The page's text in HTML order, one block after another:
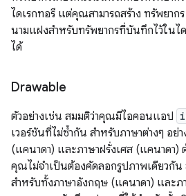
ไดเรกทอรี แต่คุณสามารถสร้าง ทรัพยาก
นามแฝงสำหรับทรัพยากรที่บันทึกไว้ในไ
ได้
Drawable
ตัวอย่างเช่น สมมติว่าคุณมีไอคอนแอป
เวอร์ชันที่ไม่ซ้ำกัน สำหรับภาษาต่างๆ อย่
(แคนาดา) และภาษาฝรั่งเศส (แคนาดา)
คุณไม่จำเป็นต้องคัดลอกรูปภาพเดียวกัน
สำหรับทั้งภาษาอังกฤษ (แคนาดา) และภ